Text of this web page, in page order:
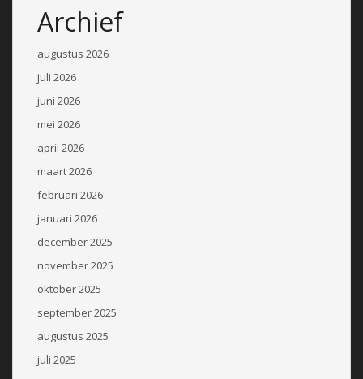
Archief
augustus 2026
juli 2026
juni 2026
mei 2026
april 2026
maart 2026
februari 2026
januari 2026
december 2025
november 2025
oktober 2025
september 2025
augustus 2025
juli 2025